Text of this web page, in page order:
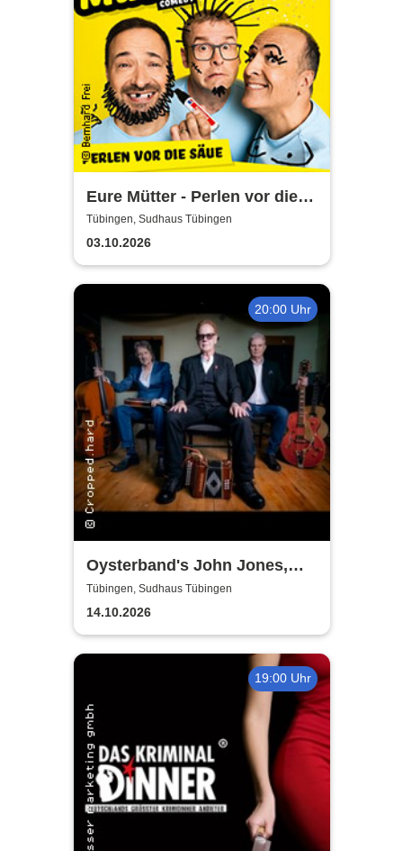
Eure Mütter - Perlen vor die
Säue - Das Best Of zum
Jubiläum
Tübingen, Sudhaus Tübingen
03.10.2026
20:00 Uhr
Oysterband's John Jones,
Ray Cooper & Al Scott - The
Song goes on Tour 2026
Tübingen, Sudhaus Tübingen
14.10.2026
19:00 Uhr